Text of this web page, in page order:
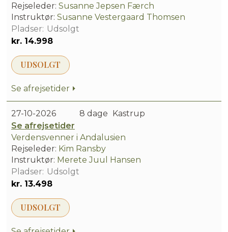
Rejseleder: Susanne Jepsen Færch
Instruktør: Susanne Vestergaard Thomsen
Udsolgt
kr. 14.998
UDSOLGT
Se afrejsetider
27-10-2026
Se afrejsetider
8 dage Kastrup
Verdensvenner i Andalusien
Rejseleder: Kim Ransby
Instruktør: Merete Juul Hansen
Udsolgt
kr. 13.498
UDSOLGT